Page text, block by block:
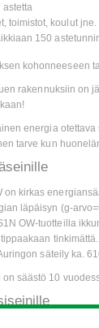
astetta
toimistot, koulut jne.
150
kohonneeseen
rakennuksiin on
energia otettava
tarve kun
on kirkas
läpäisyn (g-
OW-tuotteilla
tinkimättä.
säteily ka.
säästö 10